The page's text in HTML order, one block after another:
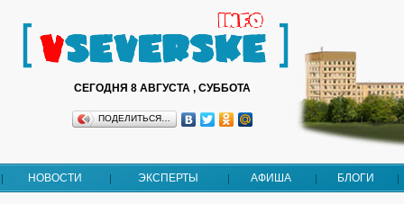
СЕГОДНЯ 8 АВГУСТА , СУББОТА
ПОДЕЛИТЬСЯ…
НОВОСТИ ЭКСПЕРТЫ АФИША БЛОГИ